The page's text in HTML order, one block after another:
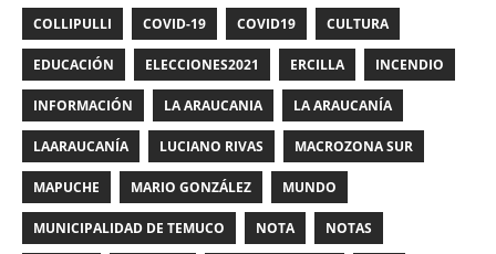
COLLIPULLI COVID-19 COVID19 CULTURA
EDUCACIÓN ELECCIONES2021 ERCILLA INCENDIO
INFORMACIÓN LA ARAUCANIA LA ARAUCANÍA
LAARAUCANÍA LUCIANO RIVAS MACROZONA SUR
MAPUCHE MARIO GONZÁLEZ MUNDO
MUNICIPALIDAD DE TEMUCO NOTA NOTAS